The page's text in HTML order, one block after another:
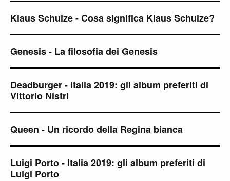
Klaus Schulze - Cosa significa Klaus Schulze?
Genesis - La filosofia dei Genesis
Deadburger - Italia 2019: gli album preferiti di
Vittorio Nistri
Queen - Un ricordo della Regina bianca
Luigi Porto - Italia 2019: gli album preferiti di
Luigi Porto